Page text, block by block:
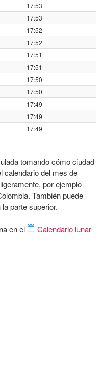
17:53
17:53
17:52
17:52
17:51
17:51
17:50
17:50
17:49
17:49
17:49
tomando cómo ciudad
calendario del mes de
por ejemplo
También puede
parte superior.
en el
Calendario lunar